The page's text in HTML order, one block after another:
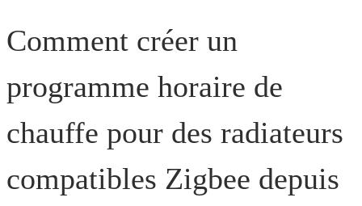
Comment créer un
programme horaire de
chauffe pour des radiateurs
compatibles Zigbee depuis